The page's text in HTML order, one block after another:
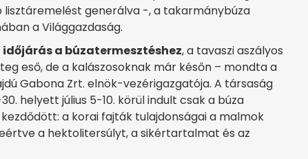
generálva -, a takarmánybúza
a Világgazdaság.
a búzatermesztéshez, a tavaszi aszályos
eső, de a kalászosoknak már későn – mondta a
Gabona Zrt. elnök-vezérigazgatója. A társaság
helyett július 5-10. körül indult csak a búza
a korai fajták tulajdonságai a malmok
a hektolitersúlyt, a sikértartalmat és az